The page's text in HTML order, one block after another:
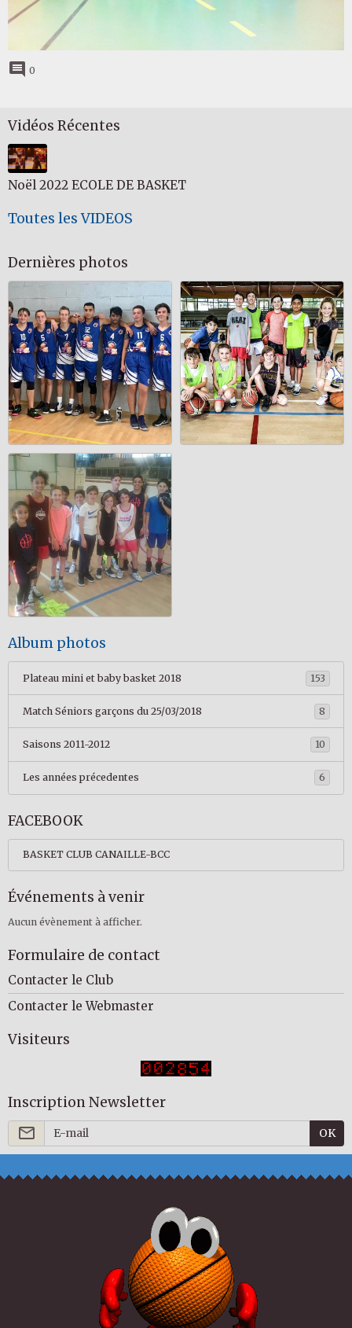
0
Vidéos Récentes
Noël 2022 ECOLE DE BASKET
Toutes les VIDEOS
Dernières photos
Album photos
Plateau mini et baby basket 2018 153
Match Séniors garçons du 25/03/2018 8
Saisons 2011-2012 10
Les années précedentes 6
FACEBOOK
BASKET CLUB CANAILLE-BCC
Événements à venir
Aucun évènement à afficher.
Formulaire de contact
Contacter le Club
Contacter le Webmaster
Visiteurs
Inscription Newsletter
OK